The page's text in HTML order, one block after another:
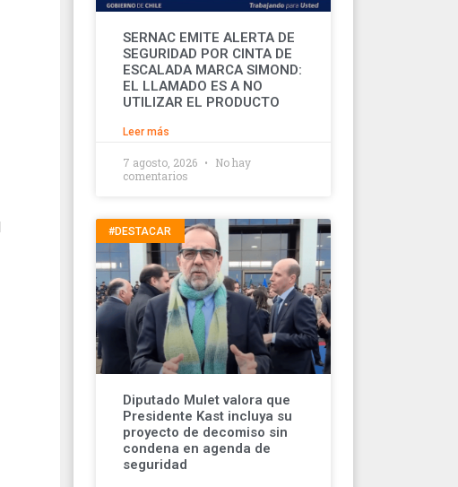
SERNAC EMITE ALERTA DE
SEGURIDAD POR CINTA DE
ESCALADA MARCA SIMOND:
EL LLAMADO ES A NO
UTILIZAR EL PRODUCTO
Leer más
7 agosto, 2026
No hay
comentarios
#DESTACAR
Diputado Mulet valora que
Presidente Kast incluya su
proyecto de decomiso sin
condena en agenda de
seguridad